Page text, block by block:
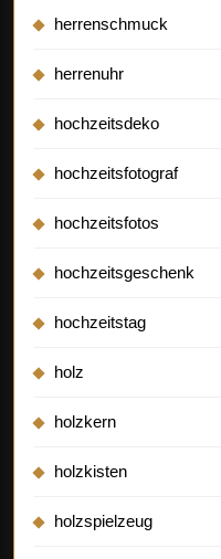
herrenschmuck
herrenuhr
hochzeitsdeko
hochzeitsfotograf
hochzeitsfotos
hochzeitsgeschenk
hochzeitstag
holz
holzkern
holzkisten
holzspielzeug